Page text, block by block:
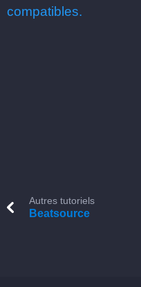
compatibles.
Autres tutoriels
Beatsource